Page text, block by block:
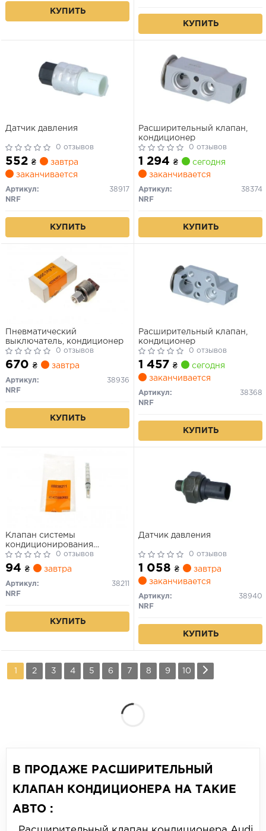
КУПИТЬ
КУПИТЬ
Датчик давления
0 отзывов
552 ₴
завтра
заканчивается
Артикул:
38917
NRF
КУПИТЬ
Расширительный клапан,
кондиционер
0 отзывов
1 294 ₴
сегодня
заканчивается
Артикул:
38374
NRF
КУПИТЬ
Пневматический
выключатель, кондиционер
0 отзывов
670 ₴ завтра
Артикул:
38936
NRF
КУПИТЬ
Расширительный клапан,
кондиционер
0 отзывов
1 457 ₴
сегодня
заканчивается
Артикул:
38368
NRF
КУПИТЬ
Клапан системы
кондиционирования
(расширительный) Volvo
440/460/740/780/960/Audi
0 отзывов
94 ₴ завтра
Артикул:
38211
NRF
КУПИТЬ
Датчик давления
0 отзывов
1 058 ₴
завтра
заканчивается
Артикул:
38940
NRF
КУПИТЬ
1 2 3 4 5 6 7 8 9 10
В ПРОДАЖЕ РАСШИРИТЕЛЬНЫЙ
КЛАПАН КОНДИЦИОНЕРА НА ТАКИЕ
АВТО :